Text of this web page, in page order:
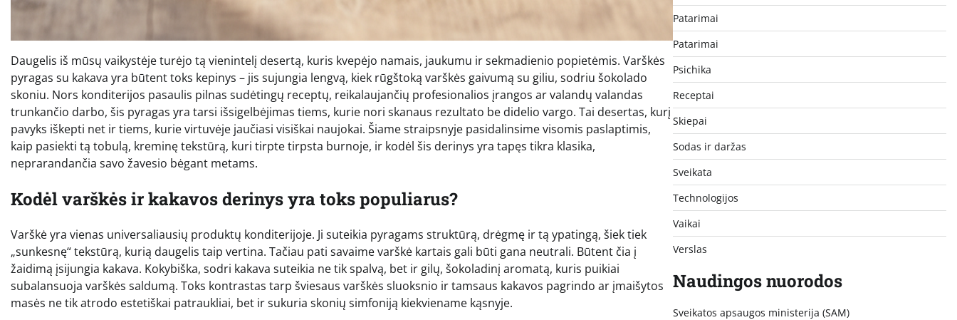
Daugelis iš mūsų vaikystėje turėjo tą vienintelį desertą, kuris kvepėjo namais, jaukumu ir sekmadienio popietėmis. Varškės
pyragas su kakava yra būtent toks kepinys – jis sujungia lengvą, kiek rūgštoką varškės gaivumą su giliu, sodriu šokolado
skoniu. Nors konditerijos pasaulis pilnas sudėtingų receptų, reikalaujančių profesionalios įrangos ar valandų valandas
trunkančio darbo, šis pyragas yra tarsi išsigelbėjimas tiems, kurie nori skanaus rezultato be didelio vargo. Tai desertas, kurį
pavyks iškepti net ir tiems, kurie virtuvėje jaučiasi visiškai naujokai. Šiame straipsnyje pasidalinsime visomis paslaptimis,
kaip pasiekti tą tobulą, kreminę tekstūrą, kuri tirpte tirpsta burnoje, ir kodėl šis derinys yra tapęs tikra klasika,
neprarandančia savo žavesio bėgant metams.
Kodėl varškės ir kakavos derinys yra toks populiarus?
Varškė yra vienas universaliausių produktų konditerijoje. Ji suteikia pyragams struktūrą, drėgmę ir tą ypatingą, šiek tiek
„sunkesnę“ tekstūrą, kurią daugelis taip vertina. Tačiau pati savaime varškė kartais gali būti gana neutrali. Būtent čia į
žaidimą įsijungia kakava. Kokybiška, sodri kakava suteikia ne tik spalvą, bet ir gilų, šokoladinį aromatą, kuris puikiai
subalansuoja varškės saldumą. Toks kontrastas tarp šviesaus varškės sluoksnio ir tamsaus kakavos pagrindo ar įmaišytos
masės ne tik atrodo estetiškai patraukliai, bet ir sukuria skonių simfoniją kiekviename kąsnyje.
Patarimai
Patarimai
Psichika
Receptai
Skiepai
Sodas ir daržas
Sveikata
Technologijos
Vaikai
Verslas
Naudingos nuorodos
Sveikatos apsaugos ministerija (SAM)